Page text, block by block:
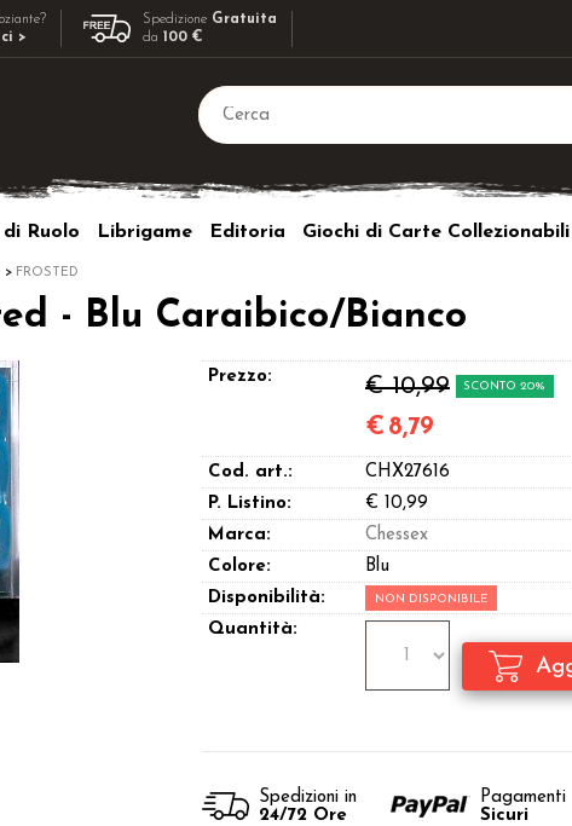
>
Spedizione Gratuita
da100 €
di Ruolo Librigame Editoria Giochi di Carte Collezionabili
FROSTED
- Blu Caraibico/Bianco
Prezzo: € 10,99 SCONTO 20%
€ 8,79
Cod. art.:
CHX27616
P. Listino:
€ 10,99
Marca:
Chessex
Colore:
Blu
Disponibilità:
NON DISPONIBILE
Quantità:
Spedizioni in
24/72 Ore
Pagamenti
Sicuri